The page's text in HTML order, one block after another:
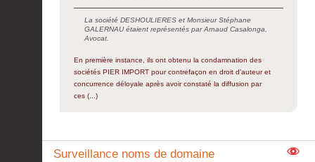
La société DESHOULIERES et Monsieur Stéphane
GALERNAU étaient représentés par Arnaud Casalonga,
Avocat.
En première instance, ils ont obtenu la condamnation des
sociétés PIER IMPORT pour contrefaçon en droit d’auteur et
concurrence déloyale après avoir constaté la diffusion par
ces (...)
Surveillance noms de domaine